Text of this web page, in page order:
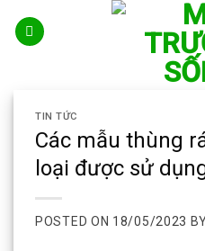
TIN TỨC
Các mẫu thùng
loại được sử
POSTED ON 18/05/2023